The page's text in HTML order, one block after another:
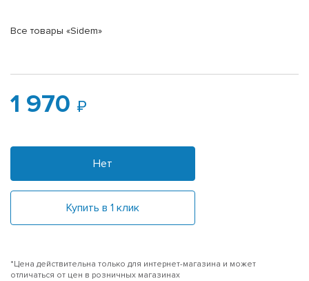
Все товары «Sidem»
1 970
Нет
Купить в 1 клик
*Цена действительна только для интернет-магазина и может
отличаться от цен в розничных магазинах